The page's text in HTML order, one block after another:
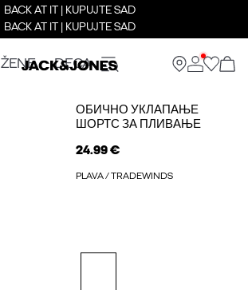
BACK AT IT | KUPUJTE SAD
BACK AT IT | KUPUJTE SAD
ŽENE DECA
ОБИЧНО УКЛАПАЊЕ
ШОРТС ЗА ПЛИВАЊЕ
24.99 €
PLAVA / TRADEWINDS